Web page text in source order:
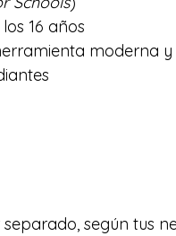
16 años
moderna
según tus